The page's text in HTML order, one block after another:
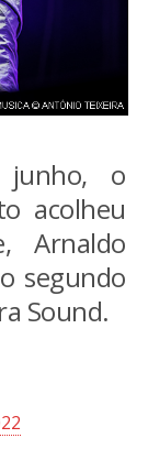
junho, o
acolheu
Arnaldo
segundo
Sound.